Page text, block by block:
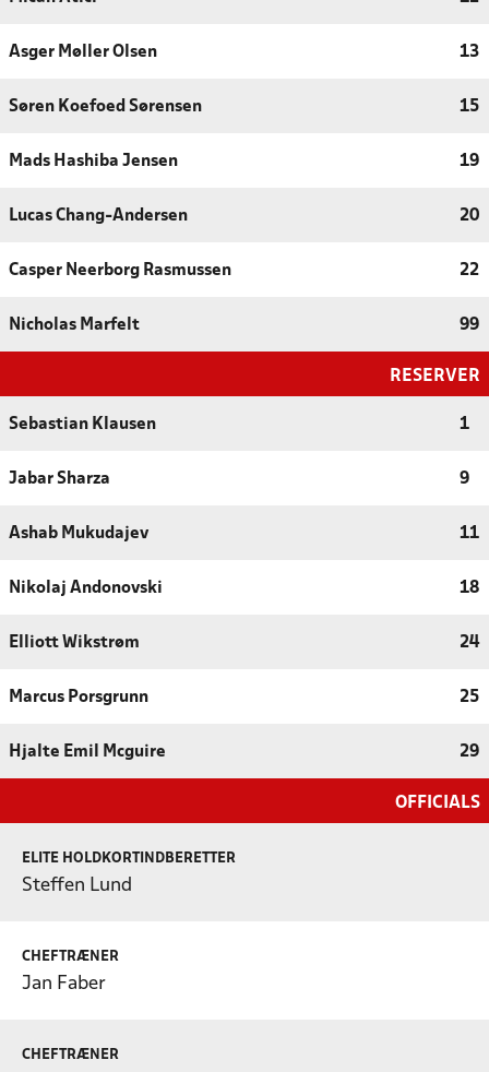
Asger Møller Olsen 13
Søren Koefoed Sørensen 15
Mads Hashiba Jensen 19
Lucas Chang-Andersen 20
Casper Neerborg Rasmussen 22
Nicholas Marfelt 99
RESERVER
Sebastian Klausen 1
Jabar Sharza 9
Ashab Mukudajev 11
Nikolaj Andonovski 18
Elliott Wikstrøm 24
Marcus Porsgrunn 25
Hjalte Emil Mcguire 29
OFFICIALS
ELITE HOLDKORTINDBERETTER
Steffen Lund
CHEFTRÆNER
Jan Faber
CHEFTRÆNER